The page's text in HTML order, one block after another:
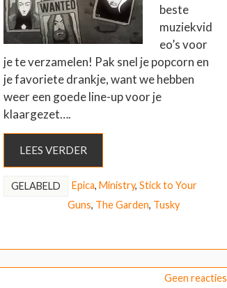
beste
muziekvid
eo’s voor
je te verzamelen! Pak snel je popcorn en
je favoriete drankje, want we hebben
weer een goede line-up voor je
klaargezet….
LEES VERDER
GELABELD Epica, Ministry, Stick to Your
Guns, The Garden, Tusky
Geen reacties